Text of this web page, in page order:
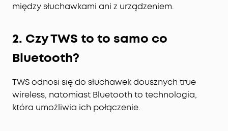
między słuchawkami ani z urządzeniem.
2. Czy TWS to to samo co
Bluetooth?
TWS odnosi się do słuchawek dousznych true
wireless, natomiast Bluetooth to technologia,
która umożliwia ich połączenie.